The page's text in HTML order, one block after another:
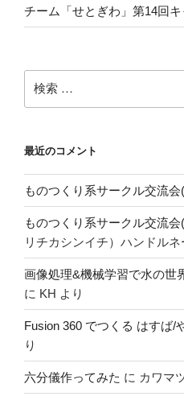
チーム「せとぎわ」第14回
索:
最近のコメント
ものつくり系サークル交流
ものつくり系サークル交流
リチカシンイチ）ハンドル
画像処理&機械学習で水の世
に KH より
Fusion 360 でつくる はすば/
り
六分儀作ってみた に カワマ